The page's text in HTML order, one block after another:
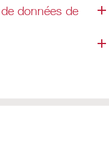
glissant en douceur qui
à protéger l’urètre, mais
un retrait en douceur,
la plus aisée
millimètres du
transporter des
n'importe où et
bactéries d'entrer en
données de